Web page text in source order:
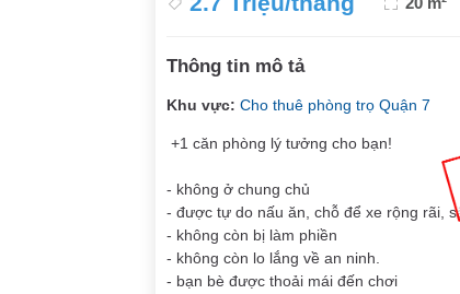
Thông tin mô tả
Khu vực: Cho thuê phòng trọ Quận 7
+1 căn phòng lý tưởng cho bạn!
- không ở chung chủ
- được tự do nấu ăn, chỗ để xe rộng rãi,
- không còn bị làm phiền
- không còn lo lắng về an ninh.
- bạn bè được thoải mái đến chơi